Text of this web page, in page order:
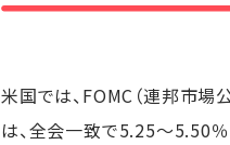
米国では、FOMC（連邦市場
は、全会一致で5.25～5.50